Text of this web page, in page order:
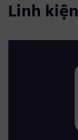
Linh kiện